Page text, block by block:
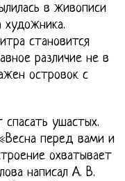
в живописи
художника.
становится
различие не в
островок с
ушастых.
перед вами и
охватывает
написал А. В.